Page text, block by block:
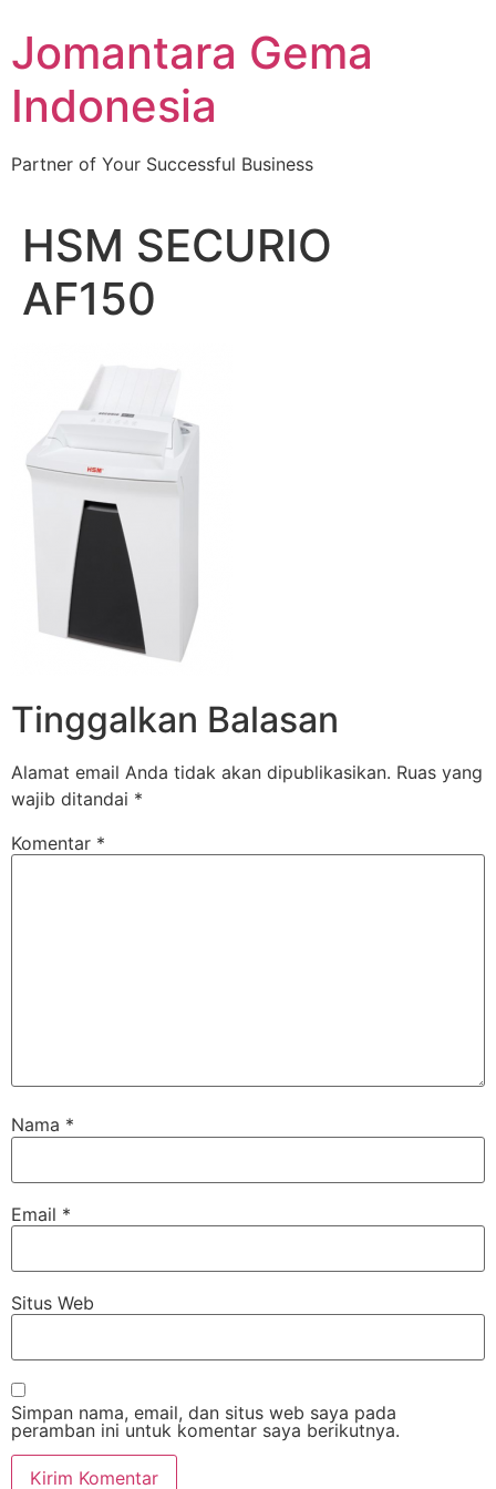
content
Jomantara Gema
Indonesia
Partner of Your Successful Business
HSM SECURIO
AF150
Tinggalkan Balasan
Alamat email Anda tidak akan dipublikasikan. Ruas yang
wajib ditandai *
Komentar *
Nama *
Email *
Situs Web
Simpan nama, email, dan situs web saya pada
peramban ini untuk komentar saya berikutnya.